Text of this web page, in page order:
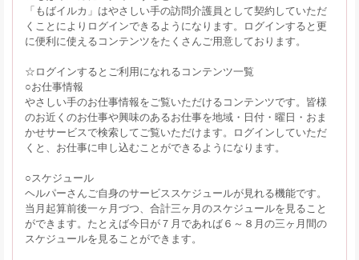
「もばイルカ」はやさしい手の訪問介護員として契約していただ
くことによりログインできるようになります。ログインすると更
に便利に使えるコンテンツをたくさんご用意しております。
☆ログインするとご利用になれるコンテンツ一覧
○お仕事情報
やさしい手のお仕事情報をご覧いただけるコンテンツです。皆様
のお近くのお仕事や興味のあるお仕事を地域・日付・曜日・おま
かせサービスで検索してご覧いただけます。ログインしていただ
くと、お仕事に申し込むことができるようになります。
○スケジュール
ヘルパーさんご自身のサービススケジュールが見れる機能です。
当月起算前後一ヶ月づつ、合計三ヶ月のスケジュールを見ること
ができます。たとえば今日が７月であれば６～８月の三ヶ月間の
スケジュールを見ることができます。